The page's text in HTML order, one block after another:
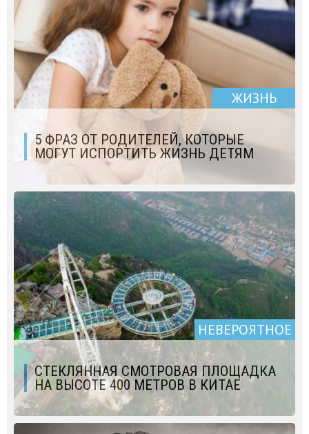
ЖИЗНЬ
5 ФРАЗ ОТ РОДИТЕЛЕЙ, КОТОРЫЕ
МОГУТ ИСПОРТИТЬ ЖИЗНЬ ДЕТЯМ
НЕВЕРОЯТНОЕ
СТЕКЛЯННАЯ СМОТРОВАЯ ПЛОЩАДКА
НА ВЫСОТЕ 400 МЕТРОВ В КИТАЕ